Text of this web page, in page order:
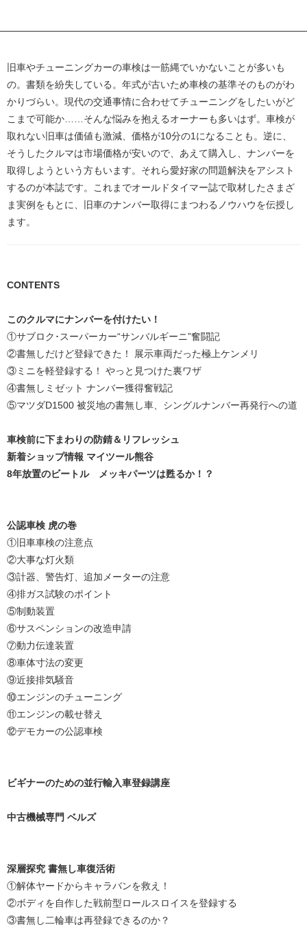
旧車やチューニングカーの車検は一筋縄でいかないことが多いも
の。書類を紛失している。年式が古いため車検の基準そのものがわ
かりづらい。現代の交通事情に合わせてチューニングをしたいがど
こまで可能か……そんな悩みを抱えるオーナーも多いはず。車検が
取れない旧車は価値も激減、価格が10分の1になることも。逆に、
そうしたクルマは市場価格が安いので、あえて購入し、ナンバーを
取得しようという方もいます。それら愛好家の問題解決をアシスト
するのが本誌です。これまでオールドタイマー誌で取材したさまざ
ま実例をもとに、旧車のナンバー取得にまつわるノウハウを伝授し
ます。
CONTENTS
このクルマにナンバーを付けたい！
①サブロク･スーパーカー“サンバルギーニ”奮闘記
②書無しだけど登録できた！ 展示車両だった極上ケンメリ
③ミニを軽登録する！ やっと見つけた裏ワザ
④書無しミゼット ナンバー獲得奮戦記
⑤マツダD1500 被災地の書無し車、シングルナンバー再発行への道
車検前に下まわりの防錆＆リフレッシュ
新着ショップ情報 マイツール熊谷
8年放置のビートル メッキパーツは甦るか！？
公認車検 虎の巻
①旧車車検の注意点
②大事な灯火類
③計器、警告灯、追加メーターの注意
④排ガス試験のポイント
⑤制動装置
⑥サスペンションの改造申請
⑦動力伝達装置
⑧車体寸法の変更
⑨近接排気騒音
⑩エンジンのチューニング
⑪エンジンの載せ替え
⑫デモカーの公認車検
ビギナーのための並行輸入車登録講座
中古機械専門 ベルズ
深層探究 書無し車復活術
①解体ヤードからキャラバンを救え！
②ボディを自作した戦前型ロールスロイスを登録する
③書無し二輪車は再登録できるのか？